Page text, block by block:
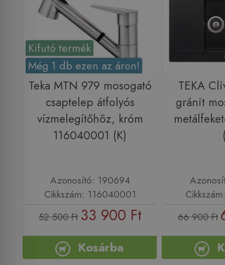
Kifutó termék
Még 1 db ezen az áron!
Teka MTN 979 mosogató
csaptelep átfolyós
vízmelegítőhöz, króm
116040001 (K)
Azonosító: 190694
Cikkszám: 116040001
52 500 Ft 33 900 Ft
Kosárba
TEKA
gránit
66 900 Ft